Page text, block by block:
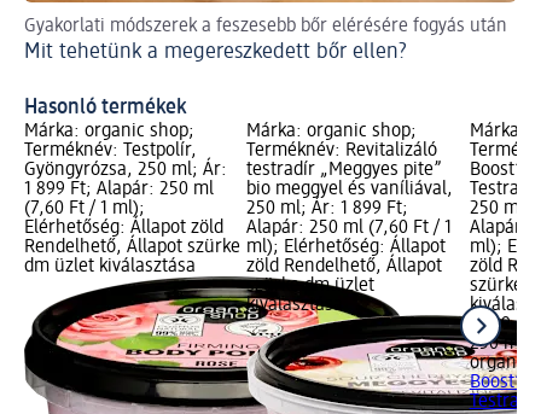
Gyakorlati módszerek a feszesebb bőr elérésére fogyás után
Mit tehetünk a megereszkedett bőr ellen?
Hasonló termékek
Márka: organic shop;
Terméknév: Testpolír,
Gyöngyrózsa, 250 ml; Ár:
1 899 Ft; Alapár: 250 ml
(7,60 Ft / 1 ml);
Elérhetőség: Állapot zöld
Rendelhető, Állapot szürke
dm üzlet kiválasztása
Márka: organic shop;
Terméknév: Revitalizáló
testradír „Meggyes pite”
bio meggyel és vaníliával,
250 ml; Ár: 1 899 Ft;
Alapár: 250 ml (7,60 Ft / 1
ml); Elérhetőség: Állapot
zöld Rendelhető, Állapot
szürke dm üzlet
kiválasztása
Márka:
Boost”
250 ml;
Alapár:
ml);
zöld
szürke
1 899 Ft
250 ml
organic
Boost”